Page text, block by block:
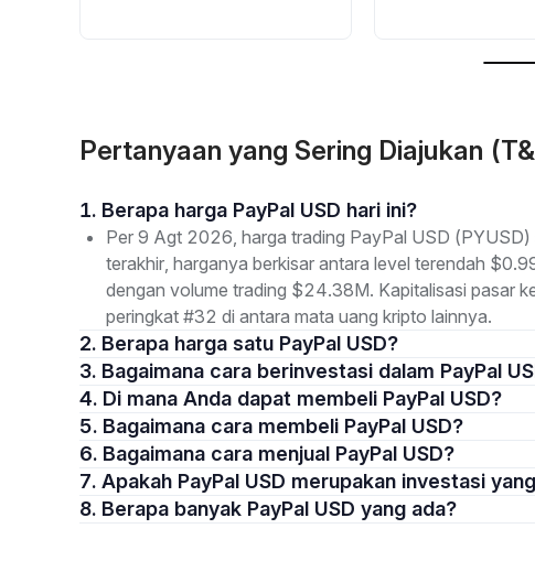
Pertanyaan yang Sering Diajukan
1. Berapa harga PayPal USD hari ini?
Per 9 Agt 2026, harga trading PayPal USD
terakhir, harganya berkisar antara level terendah
dengan volume trading $24.38M. Kapitalisasi pasar
peringkat #32 di antara mata uang kripto lainnya.
2. Berapa harga satu PayPal USD?
3. Bagaimana cara berinvestasi dalam PayPal
4. Di mana Anda dapat membeli PayPal USD?
5. Bagaimana cara membeli PayPal USD?
6. Bagaimana cara menjual PayPal USD?
7. Apakah PayPal USD merupakan investasi
8. Berapa banyak PayPal USD yang ada?